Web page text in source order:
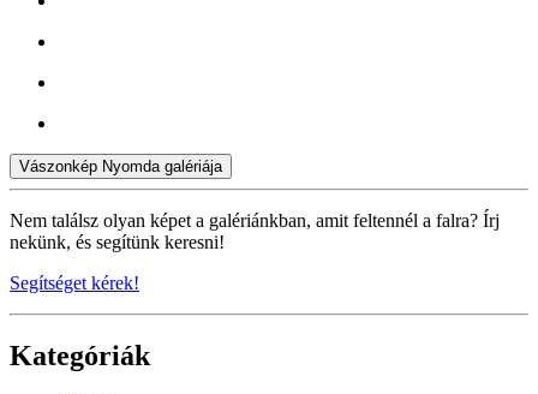
Vászonkép Nyomda galériája
Nem találsz olyan képet a galériánkban, amit feltennél a falra? Írj
nekünk, és segítünk keresni!
Segítséget kérek!
Kategóriák